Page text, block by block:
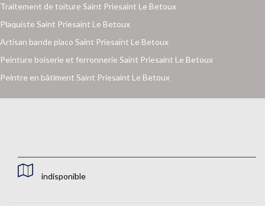
Traitement de toiture Saint Priesaint Le Betoux
Plaquiste Saint Priesaint Le Betoux
Artisan bande placo Saint Priesaint Le Betoux
Peinture boiserie et ferronnerie Saint Priesaint Le Betoux
Peintre en bâtiment Saint Priesaint Le Betoux
indisponible